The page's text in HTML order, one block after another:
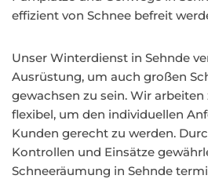
effizient von Schnee befreit
Unser Winterdienst in Sehnde
Ausrüstung, um auch großen
gewachsen zu sein. Wir arbeiten
flexibel, um den individuellen
Kunden gerecht zu werden.
Kontrollen und Einsätze
Schneeräumung in Sehnde